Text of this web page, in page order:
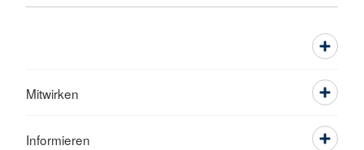
Mitwirken
Informieren